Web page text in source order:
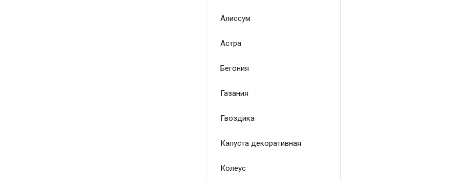
Алиссум
Астра
Бегония
Газания
Гвоздика
Капуста декоративная
Колеус